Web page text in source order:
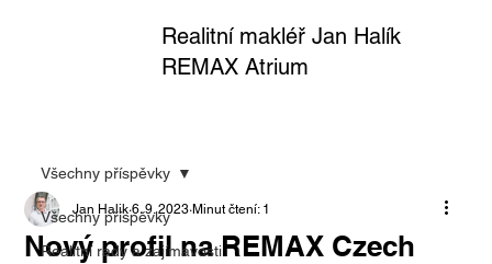
Realitní makléř Jan Halík
REMAX Atrium
Všechny příspěvky
Realitní rady a zajímavosti
Všechny příspěvky
Nový profil na REMAX Czech
Jan Halik 6. 9. 2023 Minut čtení: 1